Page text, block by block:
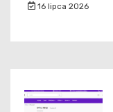
16 lipca 2026